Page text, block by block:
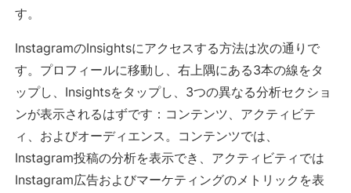
す。
InstagramのInsightsにアクセスする方法は次の通りで
す。プロフィールに移動し、右上隅にある3本の線をタ
ップし、Insightsをタップし、3つの異なる分析セクショ
ンが表示されるはずです：コンテンツ、アクティビテ
ィ、およびオーディエンス。コンテンツでは、
Instagram投稿の分析を表示でき、アクティビティでは
Instagram広告およびマーケティングのメトリックを表